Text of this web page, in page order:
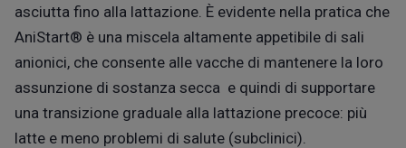
asciutta fino alla lattazione. È evidente nella pratica che
AniStart® è una miscela altamente appetibile di sali
anionici, che consente alle vacche di mantenere la loro
assunzione di sostanza secca e quindi di supportare
una transizione graduale alla lattazione precoce: più
latte e meno problemi di salute (subclinici).